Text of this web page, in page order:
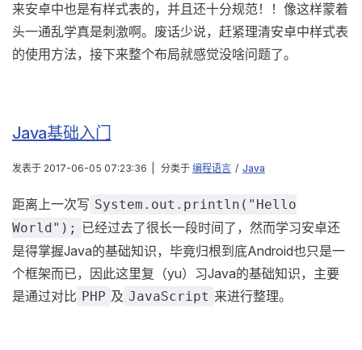
来安卓中也是有样式表的，并且还十分规范！！像这样蒙着
头一通乱学真是刺激啊。废话少说，赶紧理清安卓中样式表
的使用方法，接下来整个布局就感觉没啥问题了。
Java基础入门
发表于 2017-06-05 07:23:36 分类于 编程语言 / Java
距离上一次写 System.out.println("Hello
World"); 已经过去了很长一段时间了，然而学习安卓还
是得掌握Java的基础知识，毕竟归根到底Android也只是一
个框架而已，因此这里复（yu）习Java的基础知识，主要
是通过对比 PHP 及 JavaScript 来进行整理。